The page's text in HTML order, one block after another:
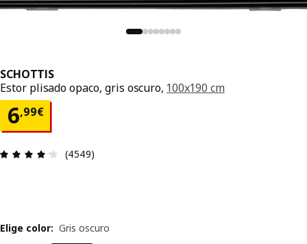
SCHOTTIS
Estor plisado opaco, gris oscuro, 100x190 cm
6,99€
El precio 6,99€
Reseña: 4.2 de 5 estrellas. Revisiones totales:
(4549)
Elige color: Gris oscuro